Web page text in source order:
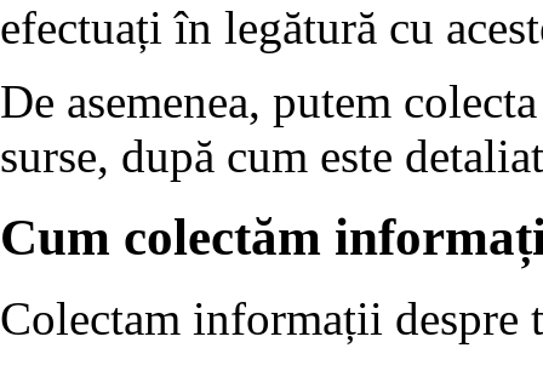
efectuați în legătură cu
De asemenea, putem
surse, după cum este
Cum colectăm
Colectam informații